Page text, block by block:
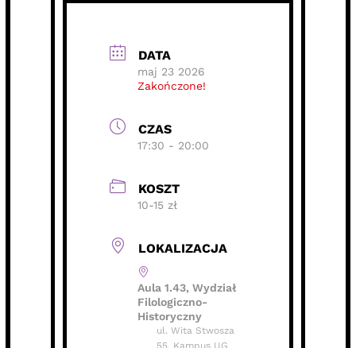
DATA
maj 23 2026
Zakończone!
CZAS
17:30 - 20:00
KOSZT
10-15 zł
LOKALIZACJA
Aula 1.43, Wydział
Filologiczno-
Historyczny
ul. Wita Stwosza
55, Kampus UG